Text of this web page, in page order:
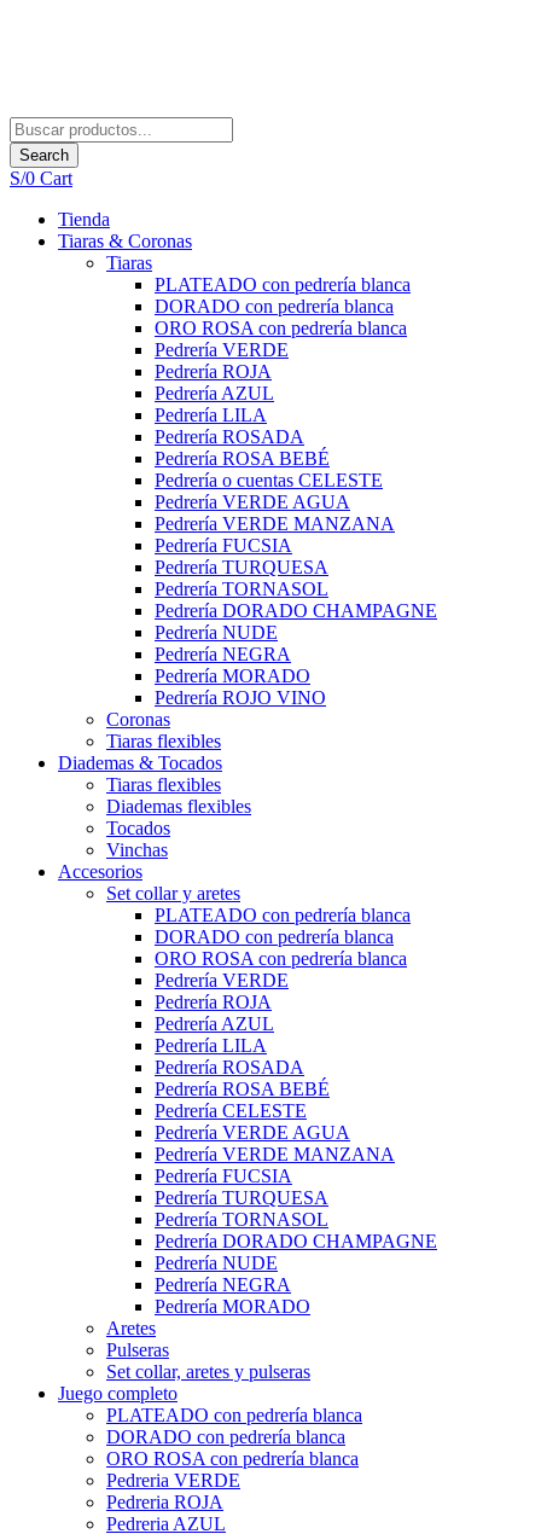
Search
S/0 Cart
Tienda
Tiaras & Coronas
Tiaras
PLATEADO con pedrería blanca
DORADO con pedrería blanca
ORO ROSA con pedrería blanca
Pedrería VERDE
Pedrería ROJA
Pedrería AZUL
Pedrería LILA
Pedrería ROSADA
Pedrería ROSA BEBÉ
Pedrería o cuentas CELESTE
Pedrería VERDE AGUA
Pedrería VERDE MANZANA
Pedrería FUCSIA
Pedrería TURQUESA
Pedrería TORNASOL
Pedrería DORADO CHAMPAGNE
Pedrería NUDE
Pedrería NEGRA
Pedrería MORADO
Pedrería ROJO VINO
Coronas
Tiaras flexibles
Diademas & Tocados
Tiaras flexibles
Diademas flexibles
Tocados
Vinchas
Accesorios
Set collar y aretes
PLATEADO con pedrería blanca
DORADO con pedrería blanca
ORO ROSA con pedrería blanca
Pedrería VERDE
Pedrería ROJA
Pedrería AZUL
Pedrería LILA
Pedrería ROSADA
Pedrería ROSA BEBÉ
Pedrería CELESTE
Pedrería VERDE AGUA
Pedrería VERDE MANZANA
Pedrería FUCSIA
Pedrería TURQUESA
Pedrería TORNASOL
Pedrería DORADO CHAMPAGNE
Pedrería NUDE
Pedrería NEGRA
Pedrería MORADO
Aretes
Pulseras
Set collar, aretes y pulseras
Juego completo
PLATEADO con pedrería blanca
DORADO con pedrería blanca
ORO ROSA con pedrería blanca
Pedreria VERDE
Pedreria ROJA
Pedreria AZUL